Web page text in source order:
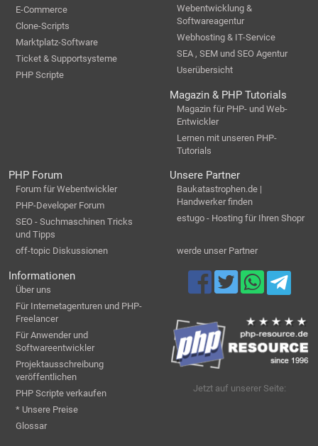
E-Commerce
Clone-Scripts
Marktplatz-Software
Ticket & Supportsysteme
PHP Scripte
Webentwicklung &
Softwareagentur
Webhosting & IT-Service
SEA , SEM und SEO Agentur
Userübersicht
Magazin & PHP Tutorials
Magazin für PHP- und Web-
Entwickler
Lernen mit unseren PHP-
Tutorials
PHP Forum
Forum für Webentwickler
PHP-Developer Forum
SEO - Suchmaschinen Tricks
und Tipps
off-topic Diskussionen
Unsere Partner
Baukatastrophen.de |
Handwerker finden
estugo - Hosting für Ihren Shopr
werde unser Partner
Informationen
Über uns
Für Internetagenturen und PHP-
Freelancer
Für Anwender und
Softwareentwickler
Projektausschreibung
veröffentlichen
PHP Scripte verkaufen
* Unsere Preise
Glossar
Jetzt auf unserer Seite: